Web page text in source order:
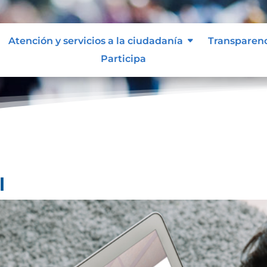
Atención y servicios a la ciudadanía
Participa